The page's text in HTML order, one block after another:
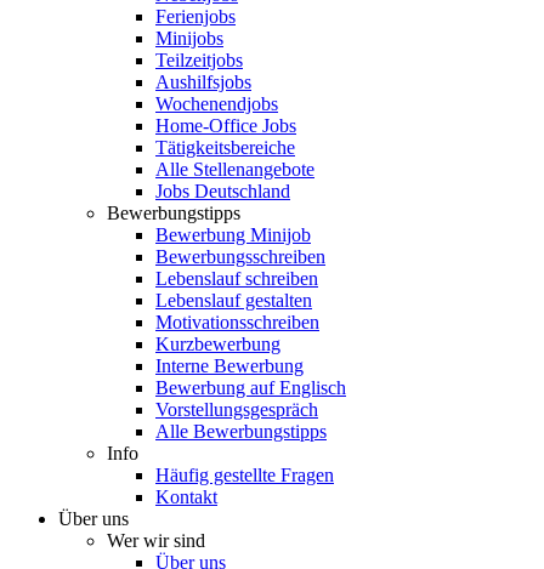
Ferienjobs
Minijobs
Teilzeitjobs
Aushilfsjobs
Wochenendjobs
Home-Office Jobs
Tätigkeitsbereiche
Alle Stellenangebote
Jobs Deutschland
Bewerbungstipps
Bewerbung Minijob
Bewerbungsschreiben
Lebenslauf schreiben
Lebenslauf gestalten
Motivationsschreiben
Kurzbewerbung
Interne Bewerbung
Bewerbung auf Englisch
Vorstellungsgespräch
Alle Bewerbungstipps
Info
Häufig gestellte Fragen
Kontakt
Über uns
Wer wir sind
Über uns